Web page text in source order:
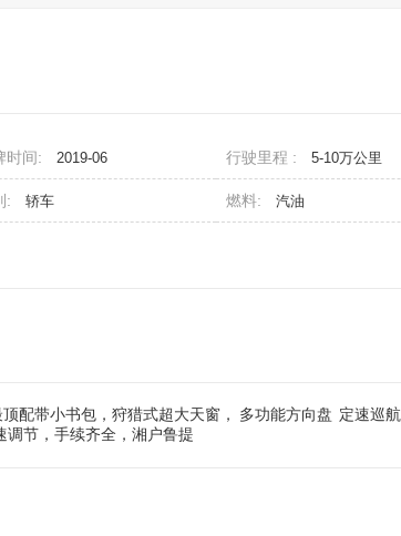
时间: 2019-06 行驶里程 : 5-10万公里
: 轿车 燃料: 汽油
配带小书包，狩猎式超大天窗， 多功能方向盘 定速巡航
调节，手续齐全，湘户鲁提